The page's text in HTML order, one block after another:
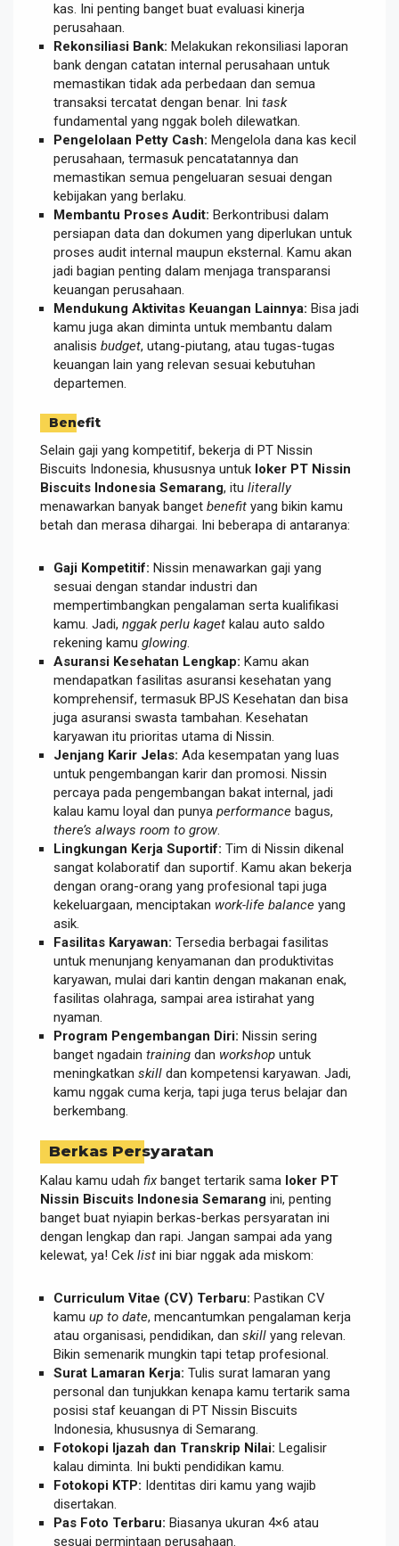
kas. Ini penting banget buat evaluasi kinerja
perusahaan.
Rekonsiliasi Bank: Melakukan rekonsiliasi laporan
bank dengan catatan internal perusahaan untuk
memastikan tidak ada perbedaan dan semua
transaksi tercatat dengan benar. Ini task
fundamental yang nggak boleh dilewatkan.
Pengelolaan Petty Cash: Mengelola dana kas kecil
perusahaan, termasuk pencatatannya dan
memastikan semua pengeluaran sesuai dengan
kebijakan yang berlaku.
Membantu Proses Audit: Berkontribusi dalam
persiapan data dan dokumen yang diperlukan untuk
proses audit internal maupun eksternal. Kamu akan
jadi bagian penting dalam menjaga transparansi
keuangan perusahaan.
Mendukung Aktivitas Keuangan Lainnya: Bisa jadi
kamu juga akan diminta untuk membantu dalam
analisis budget, utang-piutang, atau tugas-tugas
keuangan lain yang relevan sesuai kebutuhan
departemen.
Benefit
Selain gaji yang kompetitif, bekerja di PT Nissin
Biscuits Indonesia, khususnya untuk loker PT Nissin
Biscuits Indonesia Semarang, itu literally
menawarkan banyak banget benefit yang bikin kamu
betah dan merasa dihargai. Ini beberapa di antaranya:
Gaji Kompetitif: Nissin menawarkan gaji yang
sesuai dengan standar industri dan
mempertimbangkan pengalaman serta kualifikasi
kamu. Jadi, nggak perlu kaget kalau auto saldo
rekening kamu glowing
Asuransi Kesehatan Lengkap: Kamu akan
mendapatkan fasilitas asuransi kesehatan yang
komprehensif, termasuk BPJS Kesehatan dan bisa
juga asuransi swasta tambahan. Kesehatan
karyawan itu prioritas utama di Nissin.
Jenjang Karir Jelas: Ada kesempatan yang luas
untuk pengembangan karir dan promosi. Nissin
percaya pada pengembangan bakat internal, jadi
kalau kamu loyal dan punya performance bagus,
there’s always room to grow
Lingkungan Kerja Suportif: Tim di Nissin dikenal
sangat kolaboratif dan suportif. Kamu akan bekerja
dengan orang-orang yang profesional tapi juga
kekeluargaan, menciptakan work-life balance yang
asik.
Fasilitas Karyawan: Tersedia berbagai fasilitas
untuk menunjang kenyamanan dan produktivitas
karyawan, mulai dari kantin dengan makanan enak,
fasilitas olahraga, sampai area istirahat yang
nyaman.
Program Pengembangan Diri: Nissin sering
banget ngadain training dan workshop untuk
meningkatkan skill dan kompetensi karyawan. Jadi,
kamu nggak cuma kerja, tapi juga terus belajar dan
berkembang.
Berkas Persyaratan
Kalau kamu udah fixbanget tertarik sama loker PT
Nissin Biscuits Indonesia Semarang ini, penting
banget buat nyiapin berkas-berkas persyaratan ini
dengan lengkap dan rapi. Jangan sampai ada yang
kelewat, ya! Cek list ini biar nggak ada miskom:
Curriculum Vitae (CV) Terbaru: Pastikan CV
kamu up to date, mencantumkan pengalaman kerja
atau organisasi, pendidikan, dan skill yang relevan.
Bikin semenarik mungkin tapi tetap profesional.
Surat Lamaran Kerja: Tulis surat lamaran yang
personal dan tunjukkan kenapa kamu tertarik sama
posisi staf keuangan di PT Nissin Biscuits
Indonesia, khususnya di Semarang.
Fotokopi Ijazah dan Transkrip Nilai: Legalisir
kalau diminta. Ini bukti pendidikan kamu.
Fotokopi KTP: Identitas diri kamu yang wajib
disertakan.
Pas Foto Terbaru: Biasanya ukuran 4×6 atau
sesuai permintaan perusahaan.